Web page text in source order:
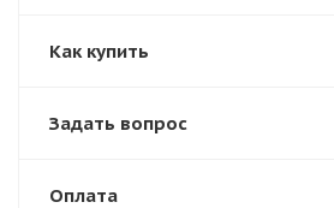
Как купить
Задать вопрос
Оплата